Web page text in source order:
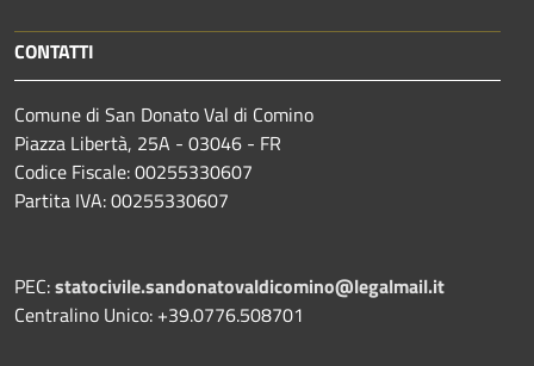
CONTATTI
Comune di San Donato Val di Comino
Piazza Libertà, 25A - 03046 - FR
Codice Fiscale: 00255330607
Partita IVA: 00255330607
PEC:statocivile.sandonatovaldicomino@legalmail.it
Centralino Unico: +39.0776.508701